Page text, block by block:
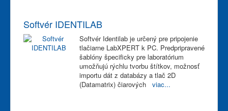
Softvér IDENTILAB
Softvér Identilab je určený pre pripojenie
tlačiarne LabXPERT k PC. Predpripravené
šablóny špecificky pre laboratórium
umožňujú rýchlu tvorbu štítkov, možnosť
importu dát z databázy a tlač 2D
(Datamatrix) čiarových viac...